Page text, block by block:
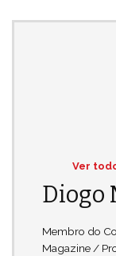
Ver
Diogo
Membro do
Magazine /